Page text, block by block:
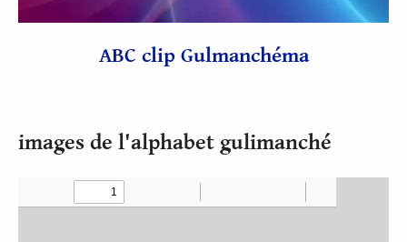
vidéo
ABC clip Gulmanchéma
images de l'alphabet gulimanché